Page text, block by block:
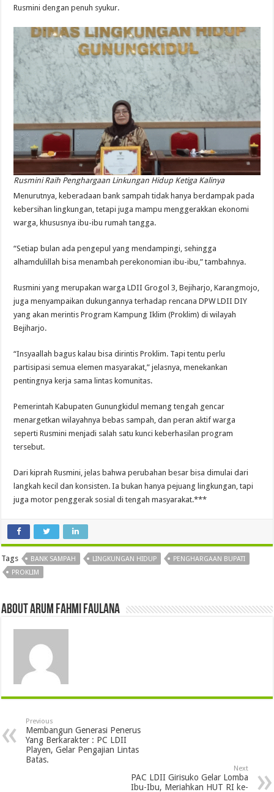
Rusmini dengan penuh syukur.
Rusmini Raih Penghargaan Linkungan Hidup Ketiga Kalinya
Menurutnya, keberadaan bank sampah tidak hanya berdampak pada
kebersihan lingkungan, tetapi juga mampu menggerakkan ekonomi
warga, khususnya ibu-ibu rumah tangga.
“Setiap bulan ada pengepul yang mendampingi, sehingga
alhamdulillah bisa menambah perekonomian ibu-ibu,” tambahnya.
Rusmini yang merupakan warga LDII Grogol 3, Bejiharjo, Karangmojo,
juga menyampaikan dukungannya terhadap rencana DPW LDII DIY
yang akan merintis Program Kampung Iklim (Proklim) di wilayah
Bejiharjo.
“Insyaallah bagus kalau bisa dirintis Proklim. Tapi tentu perlu
partisipasi semua elemen masyarakat,” jelasnya, menekankan
pentingnya kerja sama lintas komunitas.
Pemerintah Kabupaten Gunungkidul memang tengah gencar
menargetkan wilayahnya bebas sampah, dan peran aktif warga
seperti Rusmini menjadi salah satu kunci keberhasilan program
tersebut.
Dari kiprah Rusmini, jelas bahwa perubahan besar bisa dimulai dari
langkah kecil dan konsisten. Ia bukan hanya pejuang lingkungan, tapi
juga motor penggerak sosial di tengah masyarakat.***
Tags BANK SAMPAH LINGKUNGAN HIDUP
PENGHARGAAN BUPATI
PROKLIM
About Arum Fahmi Faulana
Previous
Membangun Generasi Penerus
Yang Berkarakter : PC LDII
Playen, Gelar Pengajian Lintas
Batas.
Next
PAC LDII Girisuko Gelar Lomba
Ibu-Ibu, Meriahkan HUT RI ke-